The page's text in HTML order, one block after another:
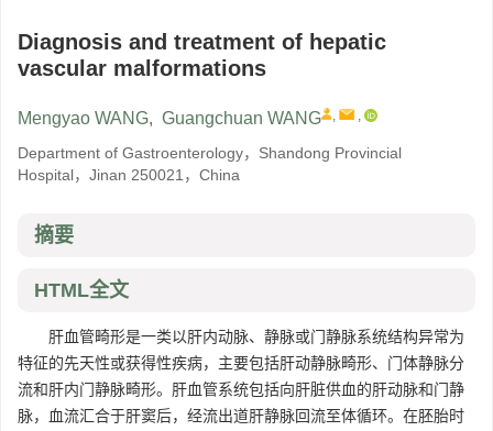
Diagnosis and treatment of hepatic
vascular malformations
Mengyao WANG, Guangchuan WANG , ,
Department of Gastroenterology，Shandong Provincial
Hospital，Jinan 250021，China
摘要
HTML全文
肝血管畸形是一类以肝内动脉、静脉或门静脉系统结构异常为
特征的先天性或获得性疾病，主要包括肝动静脉畸形、门体静脉分
流和肝内门静脉畸形。肝血管系统包括向肝脏供血的肝动脉和门静
脉，血流汇合于肝窦后，经流出道肝静脉回流至体循环。在胚胎时